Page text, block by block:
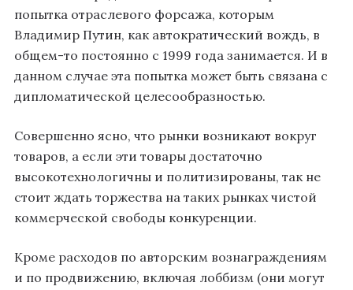
попытка отраслевого форсажа, которым
Владимир Путин, как автократический вождь, в
общем-то постоянно с 1999 года занимается. И в
данном случае эта попытка может быть связана с
дипломатической целесообразностью.
Совершенно ясно, что рынки возникают вокруг
товаров, а если эти товары достаточно
высокотехнологичны и политизированы, так не
стоит ждать торжества на таких рынках чистой
коммерческой свободы конкуренции.
Кроме расходов по авторским вознаграждениям
и по продвижению, включая лоббизм (они могут